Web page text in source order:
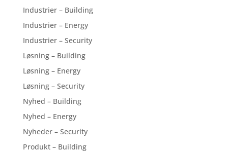
Industrier – Building
Industrier – Energy
Industrier – Security
Løsning – Building
Løsning – Energy
Løsning – Security
Nyhed – Building
Nyhed – Energy
Nyheder – Security
Produkt – Building